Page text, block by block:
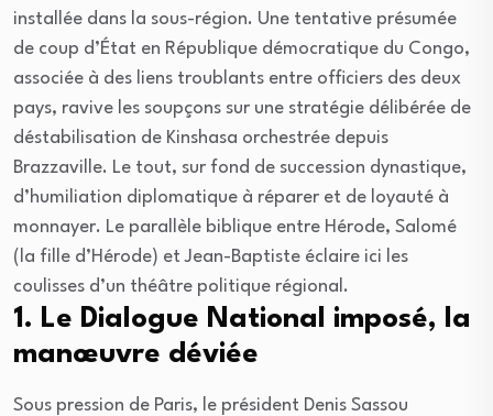
installée dans la sous-région. Une tentative présumée
de coup d’État en République démocratique du Congo,
associée à des liens troublants entre officiers des deux
pays, ravive les soupçons sur une stratégie délibérée de
déstabilisation de Kinshasa orchestrée depuis
Brazzaville. Le tout, sur fond de succession dynastique,
d’humiliation diplomatique à réparer et de loyauté à
monnayer. Le parallèle biblique entre Hérode, Salomé
(la fille d’Hérode) et Jean-Baptiste éclaire ici les
coulisses d’un théâtre politique régional.
1. Le Dialogue National imposé, la
manœuvre déviée
Sous pression de Paris, le président Denis Sassou